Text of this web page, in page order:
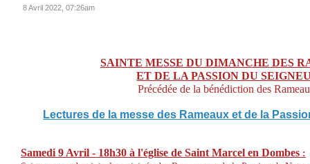
8 Avril 2022, 07:26am
SAINTE MESSE DU DIMANCHE DES
ET DE LA PASSION DU
Précédée de la bénédiction des
Lectures de la messe des Rameaux et de la
Samedi 9 Avril - 18h30 à l'église de Saint Marcel en Dombes :